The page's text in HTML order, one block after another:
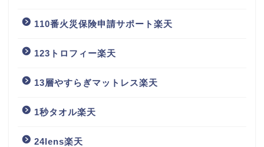
110番火災保険申請サポート楽天
123トロフィー楽天
13層やすらぎマットレス楽天
1秒タオル楽天
24lens楽天